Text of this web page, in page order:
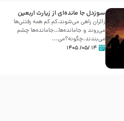
سوزدل جا مانده‌ای از زیارت اربعین
زائران راهی می‌شوند،کم‌ کم همه رفتنی‌ها
می‌روند و جامانده‌ها…جامانده‌ها چشم
می‌بندند.چگونه؟می‌...
۱۴ /۰۵/ ۱۴۰۵